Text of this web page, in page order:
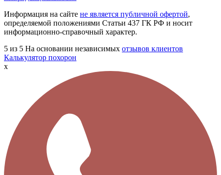
Информация на сайте не является публичной офертой,
определяемой положениями Статьи 437 ГК РФ и носит
информационно-справочный характер.
5 из 5 На основании независимых отзывов клиентов
Калькулятор похорон
x